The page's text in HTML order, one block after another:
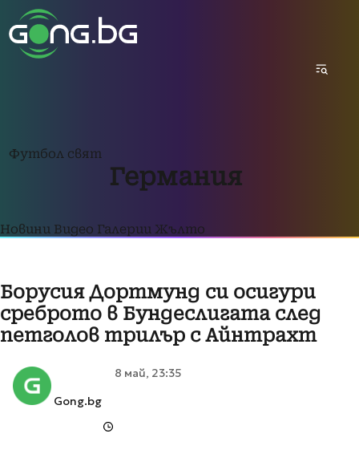
Футбол свят
Германия
Новини Видео Галерии Жълто
Борусия Дортмунд си осигури
среброто в Бундеслигата след
петголов трилър с Айнтрахт
Gong.bg
8 май, 23:35